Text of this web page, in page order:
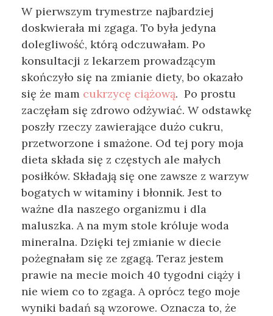
W pierwszym trymestrze najbardziej
doskwierała mi zgaga. To była jedyna
dolegliwość, którą odczuwałam. Po
konsultacji z lekarzem prowadzącym
skończyło się na zmianie diety, bo okazało
się że mam cukrzycę ciążową. Po prostu
zaczęłam się zdrowo odżywiać. W odstawkę
poszły rzeczy zawierające dużo cukru,
przetworzone i smażone. Od tej pory moja
dieta składa się z częstych ale małych
posiłków. Składają się one zawsze z warzyw
bogatych w witaminy i błonnik. Jest to
ważne dla naszego organizmu i dla
maluszka. A na mym stole króluje woda
mineralna. Dzięki tej zmianie w diecie
pożegnałam się ze zgagą. Teraz jestem
prawie na mecie moich 40 tygodni ciąży i
nie wiem co to zgaga. A oprócz tego moje
wyniki badań są wzorowe. Oznacza to, że